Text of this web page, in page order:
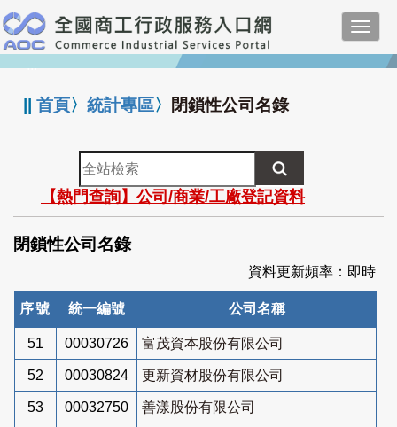
跳
到
主
要
:::
||首頁〉統計專區〉 閉鎖性公司名錄
全
站
檢
索
【熱門查詢】公司/商業/工廠登記資料
閉鎖性公司名錄
資料更新頻率：即時
序號 統一編號 公司名稱
51 00030726 富茂資本股份有限公司
52 00030824 更新資材股份有限公司
53 00032750 善漾股份有限公司